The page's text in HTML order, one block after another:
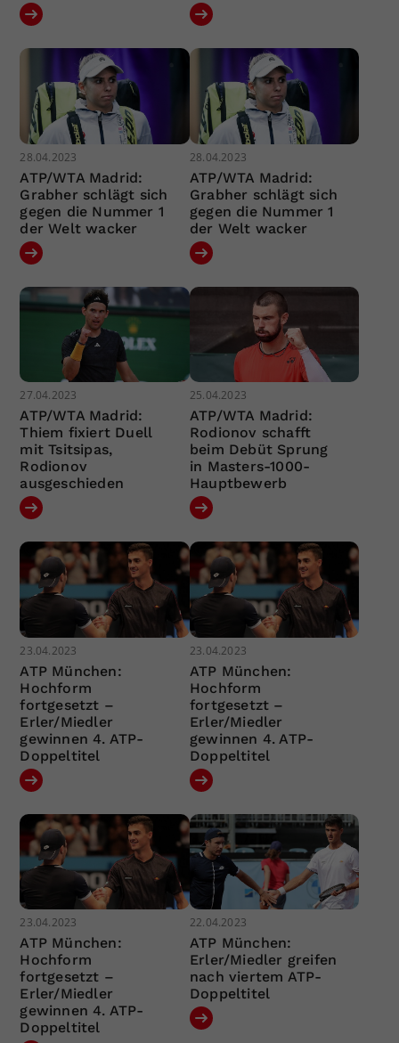
28.04.2023
ATP/WTA Madrid:
Grabher schlägt sich
gegen die Nummer 1
der Welt wacker
28.04.2023
ATP/WTA Madrid:
Grabher schlägt sich
gegen die Nummer 1
der Welt wacker
27.04.2023
ATP/WTA Madrid:
Thiem fixiert Duell
mit Tsitsipas,
Rodionov
ausgeschieden
25.04.2023
ATP/WTA Madrid:
Rodionov schafft
beim Debüt Sprung
in Masters-1000-
Hauptbewerb
23.04.2023
ATP München:
Hochform
fortgesetzt –
Erler/Miedler
gewinnen 4. ATP-
Doppeltitel
23.04.2023
ATP München:
Hochform
fortgesetzt –
Erler/Miedler
gewinnen 4. ATP-
Doppeltitel
23.04.2023
ATP München:
Hochform
fortgesetzt –
Erler/Miedler
gewinnen 4. ATP-
Doppeltitel
22.04.2023
ATP München:
Erler/Miedler greifen
nach viertem ATP-
Doppeltitel